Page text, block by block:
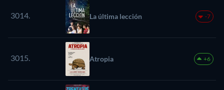
3014. La última lección -7
3015. Atropia +6